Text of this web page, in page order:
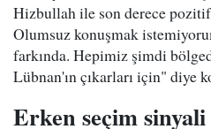
Hizbullah ile son derece
Olumsuz konuşmak
farkında. Hepimiz şimdi
Lübnan'ın çıkarları için" diye
Erken seçim sinyali